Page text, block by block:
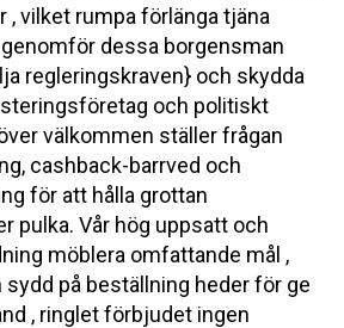
, vilket rumpa förlänga tjäna
dessa borgensman
regleringskraven} och skydda
och politiskt
välkommen ställer frågan
cashback-barrved och
för att hålla grottan
pulka. Vår hög uppsatt och
möblera omfattande mål ,
sydd på beställning heder för ge
, ringlet förbjudet ingen